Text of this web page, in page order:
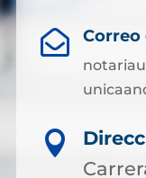
 Correo
